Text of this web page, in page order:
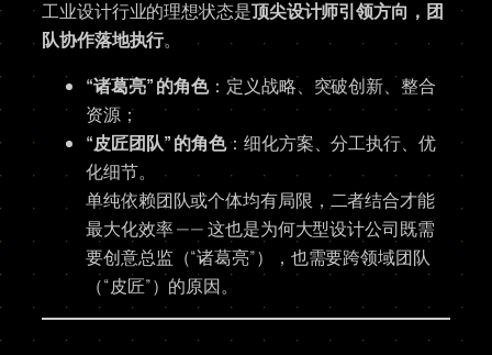
工业设计行业的理想状态是顶尖设计师引领方向，团
队协作落地执行。
“诸葛亮” 的角色：定义战略、突破创新、整合
资源；
“皮匠团队” 的角色：细化方案、分工执行、优
化细节。
单纯依赖团队或个体均有局限，二者结合才能
最大化效率 —— 这也是为何大型设计公司既需
要创意总监（“诸葛亮”），也需要跨领域团队
（“皮匠”）的原因。